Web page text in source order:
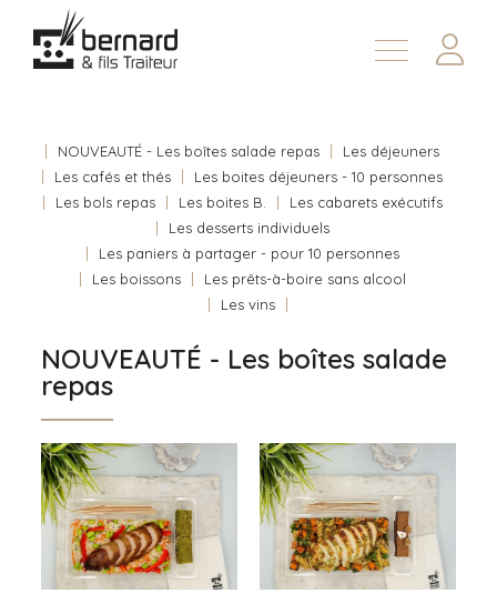
Demander une soumission
À propos
En
NOUVEAUTÉ - Les boîtes salade repas
Les déjeuners
Les cafés et thés
Les boites déjeuners - 10 personnes
Les bols repas
Les boites B.
Les cabarets exécutifs
Les desserts individuels
Les paniers à partager - pour 10 personnes
Les boissons
Les prêts-à-boire sans alcool
Les vins
NOUVEAUTÉ - Les boîtes salade
repas